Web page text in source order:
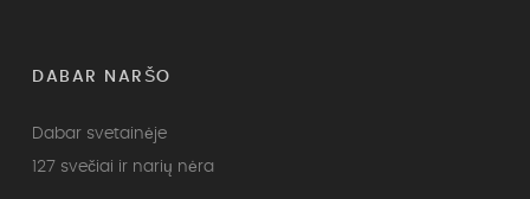
DABAR NARŠO
Dabar svetainėje
127 svečiai ir narių nėra